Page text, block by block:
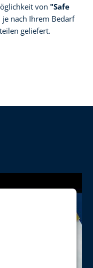
von "Safe
nach Ihrem Bedarf
geliefert.